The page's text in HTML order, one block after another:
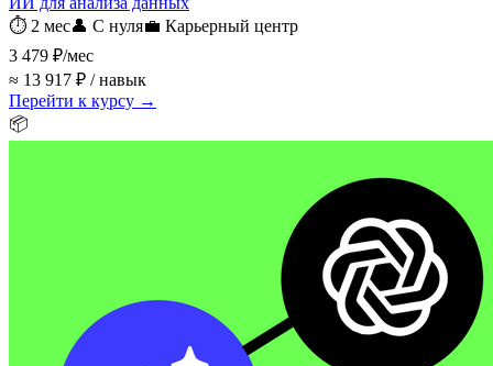
⏱ 2 мес👤 С нуля💼 Карьерный центр
3 479 ₽/мес
≈ 13 917 ₽ / навык
Перейти к курсу →
📦